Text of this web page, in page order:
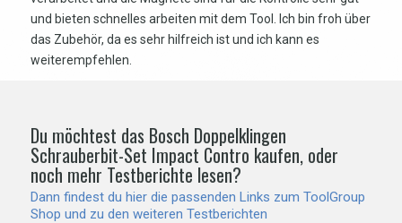
und bieten schnelles arbeiten mit dem Tool. Ich bin froh über
das Zubehör, da es sehr hilfreich ist und ich kann es
weiterempfehlen.
Du möchtest das Bosch Doppelklingen
Schrauberbit-Set Impact Contro kaufen, oder
noch mehr Testberichte lesen?
Dann findest du hier die passenden Links zum ToolGroup
Shop und zu den weiteren Testberichten